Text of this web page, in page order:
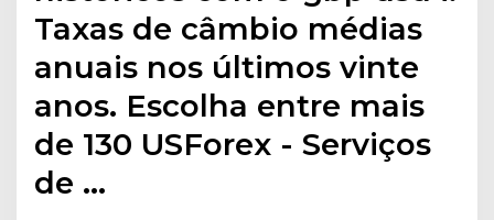
Taxas de câmbio médias
anuais nos últimos vinte
anos. Escolha entre mais
de 130 USForex - Serviços
de …